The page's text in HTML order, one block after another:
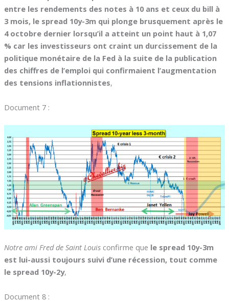
entre les rendements des notes à 10 ans et ceux du bill à
3 mois, le spread 10y-3m qui plonge brusquement après le
4 octobre dernier lorsqu’il a atteint un point haut à 1,07
% car les investisseurs ont craint un durcissement de la
politique monétaire de la Fed à la suite de la publication
des chiffres de l’emploi qui confirmaient l’augmentation
des tensions inflationnistes,
Document 7 :
Notre ami Fred de Saint Louisconfirme que le spread 10y-3m
est lui-aussi toujours suivi d’une récession, tout comme
le spread 10y-2y,
Document 8 :